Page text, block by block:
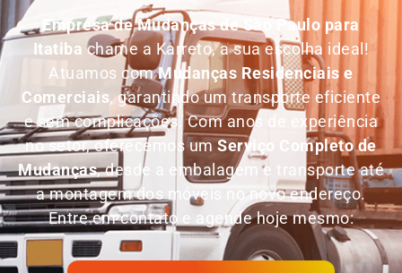
Empresa deMudanças de São Paulo para
Itatiba chame a Karreto, a sua escolha ideal!
Atuamos comMudanças Residenciais e
Comerciais, garantindo um transporte eficiente
e sem complicações. Com anos de experiência
no setor, oferecemos umServiço Completo de
Mudanças, desde a embalagem e transporte até
a montagem dos móveis no novo endereço.
Entre em contato e agende hoje mesmo: